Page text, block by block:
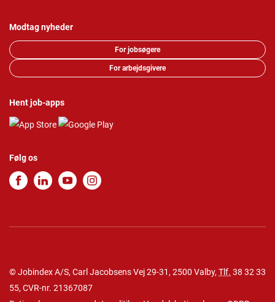
Modtag nyheder
For jobsøgere
For arbejdsgivere
Hent job-apps
Følg os
© Jobindex A/S, Carl Jacobsens Vej 29-31, 2500 Valby, Tlf. 38 32 33
55, CVR-nr. 21367087